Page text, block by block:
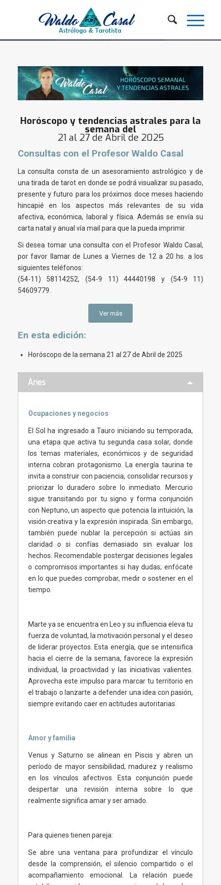
Horóscopo y tendencias astrales para la
semana del
21 al 27 de Abril de 2025
Consultas con el Profesor Waldo Casal
La consulta consta de un asesoramiento astrológico y de
una tirada de tarot en donde se podrá visualizar su pasado,
presente y futuro para los próximos doce meses haciendo
hincapié en los aspectos más relevantes de su vida
afectiva, económica, laboral y física. Además se envía su
carta natal y anual vía mail para que la pueda imprimir.
Si desea tomar una consulta con el Profesor Waldo Casal,
por favor llamar de Lunes a Viernes de 12 a 20 hs. a los
siguientes teléfonos:
(54-11) 58114252, (54-9 11) 44440198 y (54-9 11)
54609779.
Ver más
En esta edición:
Horóscopo de la semana 21 al 27 de Abril de 2025
Aries
Ocupaciones y negocios
El Sol ha ingresado a Tauro iniciando su temporada,
una etapa que activa tu segunda casa solar, donde
los temas materiales, económicos y de seguridad
interna cobran protagonismo. La energía taurina te
invita a construir con paciencia, consolidar recursos y
priorizar lo duradero sobre lo inmediato. Mercurio
sigue transitando por tu signo y forma conjunción
con Neptuno, un aspecto que potencia la intuición, la
visión creativa y la expresión inspirada. Sin embargo,
también puede nublar la percepción si actúas sin
claridad o si confías demasiado sin evaluar los
hechos. Recomendable postergar decisiones legales
o compromisos importantes si hay dudas; enfócate
en lo que puedes comprobar, medir o sostener en el
tiempo.
Marte ya se encuentra en Leo y su influencia eleva tu
fuerza de voluntad, la motivación personal y el deseo
de liderar proyectos. Esta energía, que se intensifica
hacia el cierre de la semana, favorece la expresión
individual, la proactividad y las iniciativas valientes.
Aprovecha este impulso para marcar tu territorio en
el trabajo o lanzarte a defender una idea con pasión,
siempre evitando caer en actitudes autoritarias.
Amor y familia
Venus y Saturno se alinean en Piscis y abren un
período de mayor sensibilidad, madurez y realismo
en los vínculos afectivos. Esta conjunción puede
despertar una revisión interna sobre lo que
realmente significa amar y ser amado.
Para quienes tienen pareja:
Se abre una ventana para profundizar el vínculo
desde la comprensión, el silencio compartido o el
acompañamiento emocional. La relación puede